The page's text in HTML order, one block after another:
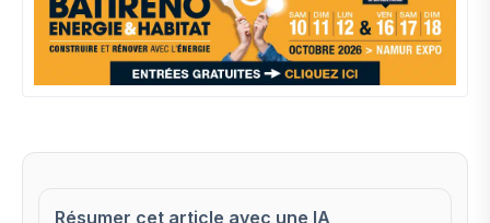
Résumer cet article avec une IA